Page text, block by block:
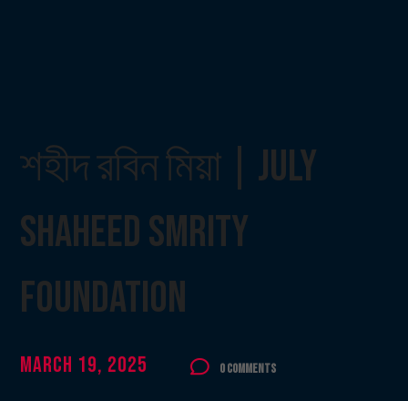
শহীদ রবিন মিয়া | July
Shaheed Smrity
Foundation
March 19, 2025 0 Comments